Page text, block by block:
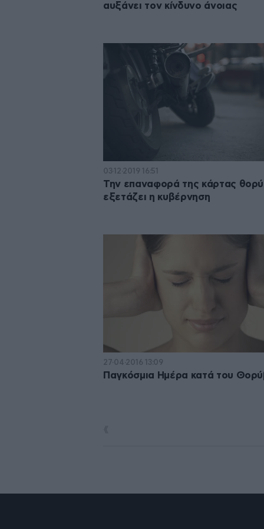
αυξάνει τον κίνδυνο άνοιας
03·12·2019 16:51
Την επαναφορά της κάρτας
εξετάζει η κυβέρνηση
27·04·2016 13:09
Παγκόσμια Ημέρα κατά του